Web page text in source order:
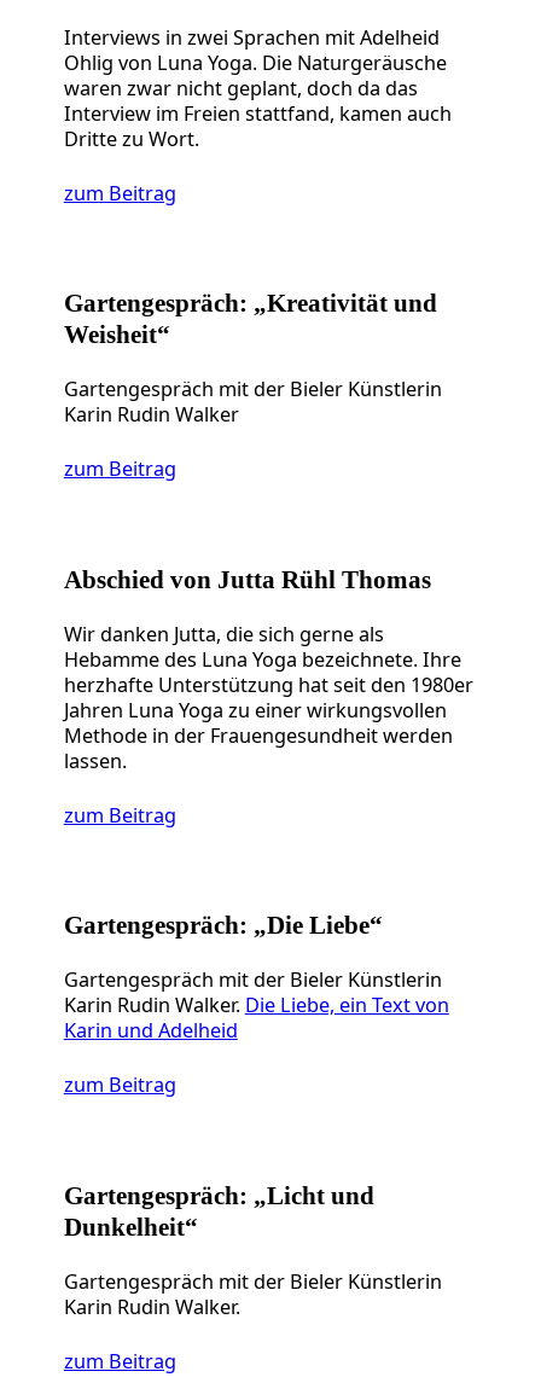
Interviews in zwei Sprachen mit Adelheid
Ohlig von Luna Yoga. Die Naturgeräusche
waren zwar nicht geplant, doch da das
Interview im Freien stattfand, kamen auch
Dritte zu Wort.
zum Beitrag
Gartengespräch: „Kreativität und
Weisheit“
Gartengespräch mit der Bieler Künstlerin
Karin Rudin Walker
zum Beitrag
Abschied von Jutta Rühl Thomas
Wir danken Jutta, die sich gerne als
Hebamme des Luna Yoga bezeichnete. Ihre
herzhafte Unterstützung hat seit den 1980er
Jahren Luna Yoga zu einer wirkungsvollen
Methode in der Frauengesundheit werden
lassen.
zum Beitrag
Gartengespräch: „Die Liebe“
Gartengespräch mit der Bieler Künstlerin
Karin Rudin Walker. Die Liebe, ein Text von
Karin und Adelheid
zum Beitrag
Gartengespräch: „Licht und
Dunkelheit“
Gartengespräch mit der Bieler Künstlerin
Karin Rudin Walker.
zum Beitrag